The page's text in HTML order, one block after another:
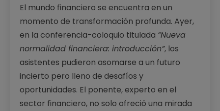
El mundo financiero se encuentra en un
momento de transformación profunda. Ayer,
en la conferencia-coloquio titulada “Nueva
normalidad financiera: introducción”, los
asistentes pudieron asomarse a un futuro
incierto pero lleno de desafíos y
oportunidades. El ponente, experto en el
sector financiero, no solo ofreció una mirada